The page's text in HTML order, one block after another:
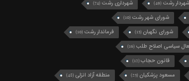
شهردار رشت (49) شهرداری رشت (74)
شورای شهر رشت (10)
شورای نگهبان (13) فرماندار رشت (10)
سیاسی اصلاح طلب (16)
قانون حجاب(12)
مسعود پزشکیان (23) منطقه آزاد انزلی (48)